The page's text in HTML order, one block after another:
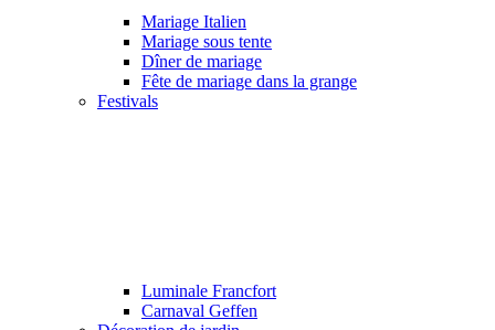
Mariage Italien
Mariage sous tente
Dîner de mariage
Fête de mariage dans la grange
Festivals
Luminale Francfort
Carnaval Geffen